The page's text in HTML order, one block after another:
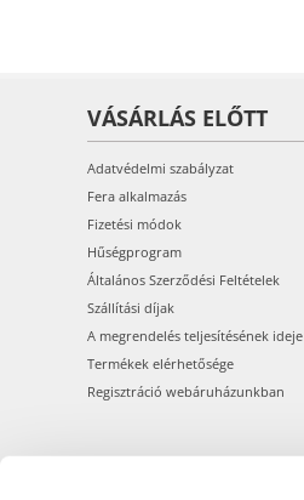
VÁSÁRLÁS ELŐTT
Adatvédelmi szabályzat
Fera alkalmazás
Fizetési módok
Hűségprogram
Általános Szerződési Feltételek
Szállítási díjak
A megrendelés teljesítésének ideje
Termékek elérhetősége
Regisztráció webáruházunkban